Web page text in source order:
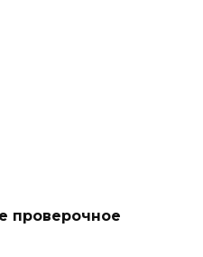
проверочное